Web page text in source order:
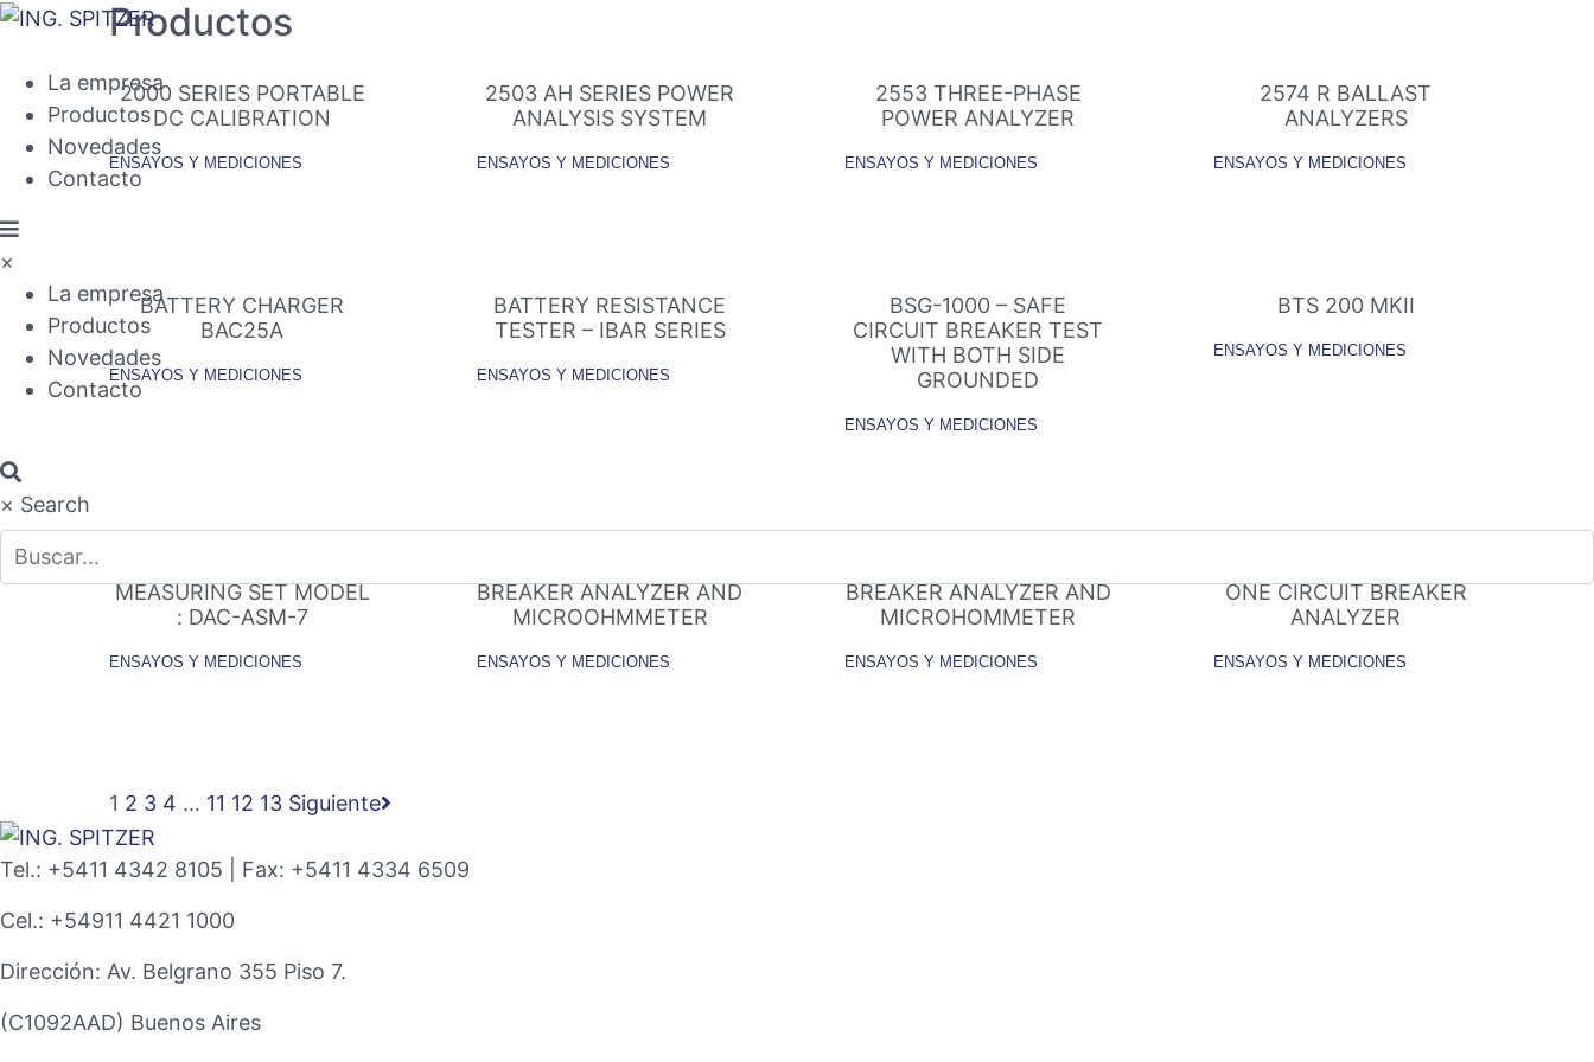
La empresa
Productos
Novedades
Contacto
×
La empresa
Productos
Novedades
Contacto
× Search
Productos
2000 SERIES PORTABLE
DC CALIBRATION
ENSAYOS Y MEDICIONES
2503 AH SERIES POWER
ANALYSIS SYSTEM
ENSAYOS Y MEDICIONES
2553 THREE-PHASE
POWER ANALYZER
ENSAYOS Y MEDICIONES
2574 R BALLAST
ANALYZERS
ENSAYOS Y MEDICIONES
BATTERY CHARGER
BAC25A
ENSAYOS Y MEDICIONES
BATTERY RESISTANCE
TESTER – IBAR SERIES
ENSAYOS Y MEDICIONES
BSG-1000 – SAFE
CIRCUIT BREAKER TEST
WITH BOTH SIDE
GROUNDED
ENSAYOS Y MEDICIONES
BTS 200 MKII
ENSAYOS Y MEDICIONES
MEASURING SET MODEL
: DAC-ASM-7
ENSAYOS Y MEDICIONES
BREAKER ANALYZER AND
MICROOHMMETER
ENSAYOS Y MEDICIONES
BREAKER ANALYZER AND
MICROHOMMETER
ENSAYOS Y MEDICIONES
ONE CIRCUIT BREAKER
ANALYZER
ENSAYOS Y MEDICIONES
1 2 3 4 … 11 12 13 Siguiente
Tel.: +5411 4342 8105 | Fax: +5411 4334 6509
Cel.: +54911 4421 1000
Dirección: Av. Belgrano 355 Piso 7.
(C1092AAD) Buenos Aires